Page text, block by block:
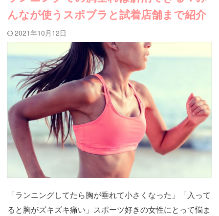
んなが使うスポブラと試着店舗まで紹介
2021年10月12日
「ランニングしてたら胸が垂れて小さくなった」「入って
ると胸がズキズキ痛い」スポーツ好きの女性にとって悩ま